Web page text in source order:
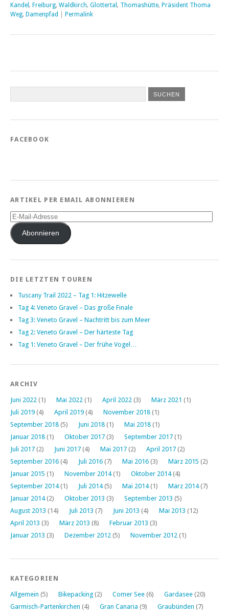
Kandel , Freiburg, Waldkirch, Glottertal , Thomashütte, Präsident Thoma
Weg, Damenpfad Permalink
FACEBOOK
ARTIKEL PER EMAIL ABONNIEREN
E-
Mail-
AdresseAbonnieren
DIE LETZTEN TOUREN
Tuscany Trail 2022 – Tag 1: Hitzewelle
Tag 4: Veneto Gravel – Das große Finale
Tag 3: Veneto Gravel – Nachtritt bis zum Meer
Tag 2: Veneto Gravel – Der härteste Tag
Tag 1: Veneto Gravel – Der frühe Vogel…
ARCHIV
Juni 2022 (1) Mai 2022 (1) April 2022 (3) März 2021 (1)
Juli 2019 (4) April 2019 (4) November 2018 (1)
September 2018 (5) Juni 2018 (1) Mai 2018 (1)
Januar 2018 (1) Oktober 2017 (3) September 2017 (1)
Juli 2017 (2) Juni 2017 (4) Mai 2017 (2) April 2017 (2)
September 2016 (4) Juli 2016 (7) Mai 2016 (3) März 2015 (2)
Januar 2015 (1) November 2014(1) Oktober 2014(4)
September 2014(1) Juli 2014(5) Mai 2014(1) März 2014(7)
Januar 2014(2) Oktober 2013 (3) September 2013 (5)
August 2013 (14) Juli 2013 (7) Juni 2013 (4) Mai 2013 (12)
April 2013 (3) März 2013 (8) Februar 2013 (3)
Januar 2013 (3) Dezember 2012 (5) November 2012 (1)
KATEGORIEN
Allgemein (5) Bikepacking (2) Comer See (6) Gardasee (20)
Garmisch-Partenkirchen (4) Gran Canaria (9) Graubünden (7)